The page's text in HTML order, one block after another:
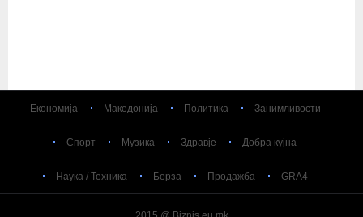
Економија Македонија Политика Занимливости
Спорт Музика Здравје Добра кујна
Наука / Техника Берза Продажба GRA4